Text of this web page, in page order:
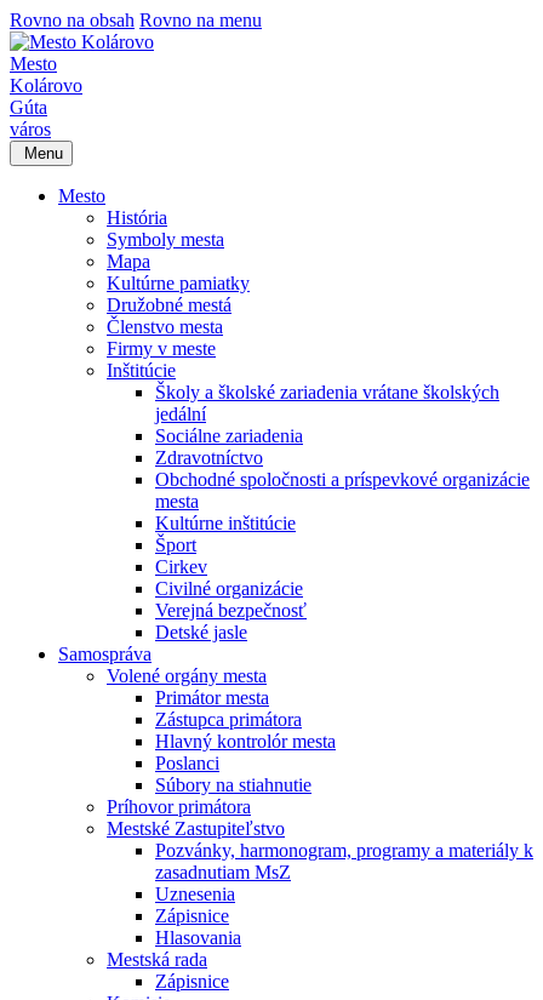
Rovno na obsah Rovno na menu
Mesto
Kolárovo
Gúta
város
Menu
Mesto
História
Symboly mesta
Mapa
Kultúrne pamiatky
Družobné mestá
Členstvo mesta
Firmy v meste
Inštitúcie
Školy a školské zariadenia vrátane školských
jedální
Sociálne zariadenia
Zdravotníctvo
Obchodné spoločnosti a príspevkové organizácie
mesta
Kultúrne inštitúcie
Šport
Cirkev
Civilné organizácie
Verejná bezpečnosť
Detské jasle
Samospráva
Volené orgány mesta
Primátor mesta
Zástupca primátora
Hlavný kontrolór mesta
Poslanci
Súbory na stiahnutie
Príhovor primátora
Mestské Zastupiteľstvo
Pozvánky, harmonogram, programy a materiály k
zasadnutiam MsZ
Uznesenia
Zápisnice
Hlasovania
Mestská rada
Zápisnice